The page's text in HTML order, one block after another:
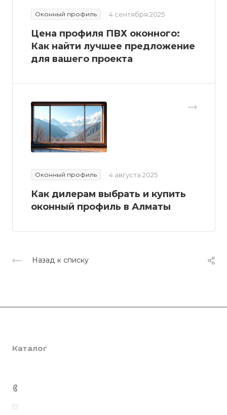
Оконный профиль 4 сентября 2025
Цена профиля ПВХ оконного:
Как найти лучшее предложение
для вашего проекта
Оконный профиль 4 августа 2025
Как дилерам выбрать и купить
оконный профиль в Алматы
Назад к списку
О компании
Отзывы
Каталог
Консалтинг